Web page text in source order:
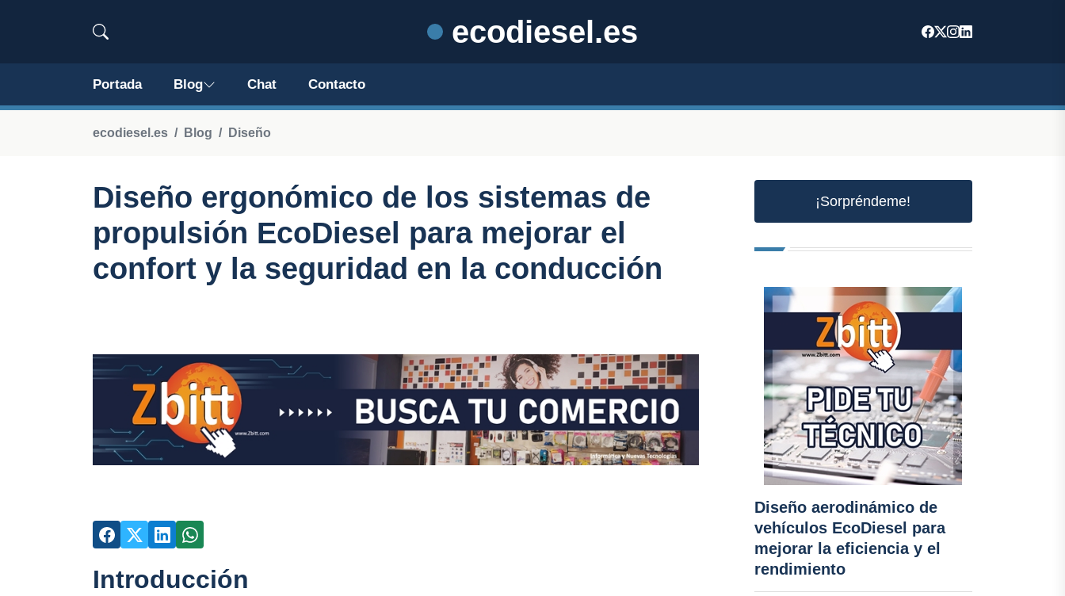
ecodiesel.es
Portada Blog Chat Contacto
ecodiesel.es Blog Diseño
Diseño ergonómico de los sistemas de
propulsión EcoDiesel para mejorar el
confort y la seguridad en la conducción
Introducción
¡Sorpréndeme!
Diseño aerodinámico de
vehículos EcoDiesel para
mejorar la eficiencia y el
rendimiento